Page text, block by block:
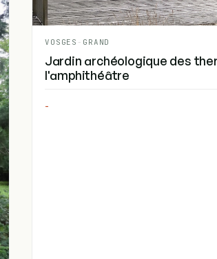
VOSGES - GRAND
Jardin archéologique des
l'amphithéâtre
-